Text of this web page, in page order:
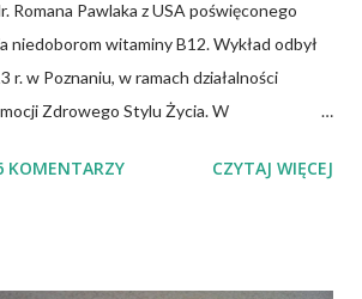
Romana Pawlaka z USA poświęconego
niedoborom witaminy B12. Wykład odbył
r. w Poznaniu, w ramach działalności
Zdrowego Stylu Życia. W
witaminy B12 w świetle aktualnych
KOMENTARZY CZYTAJ WIĘCEJ